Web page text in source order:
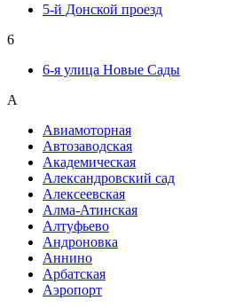
5-й Донской проезд
6
6-я улица Новые Сады
А
Авиамоторная
Автозаводская
Академическая
Александровский сад
Алексеевская
Алма-Атинская
Алтуфьево
Андроновка
Аннино
Арбатская
Аэропорт